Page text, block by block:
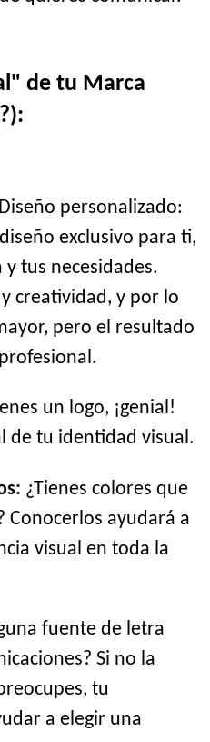
de tu Marca
Diseño personalizado:
exclusivo para ti,
tus necesidades.
creatividad, y por lo
pero el resultado
un logo, ¡genial!
de tu identidad visual.
¿Tienes colores que
Conocerlos ayudará a
visual en toda la
fuente de letra
Si no la
tu
a elegir una